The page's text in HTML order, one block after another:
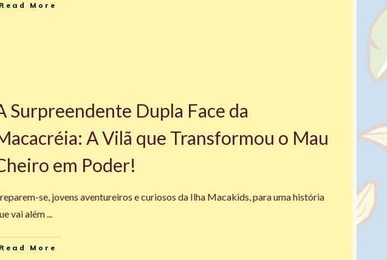
Read More
Surpreendente Dupla Face da
A Vilã que Transformou o Mau
em Poder!
se, jovens aventureiros e curiosos da Ilha Macakids, para uma história
vai além...
Read More